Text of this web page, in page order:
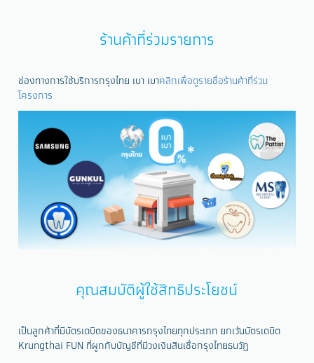
ร้านค้าที่ร่วมรายการ
ช่องทางการใช้บริการกรุงไทย เบา เบาคลิกเพื่อดูรายชื่อร้านค้าที่ร่วม
โครงการ
คุณสมบัติผู้ใช้สิทธิประโยชน์
เป็นลูกค้าที่มีบัตรเดบิตของธนาคารกรุงไทยทุกประเภท ยกเว้นบัตรเดบิต
Krungthai FUN ที่ผูกกับบัญชีที่มีวงเงินสินเชื่อกรุงไทยธนวัฏ